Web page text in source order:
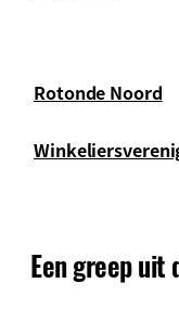
Rotonde Noord
Een greep